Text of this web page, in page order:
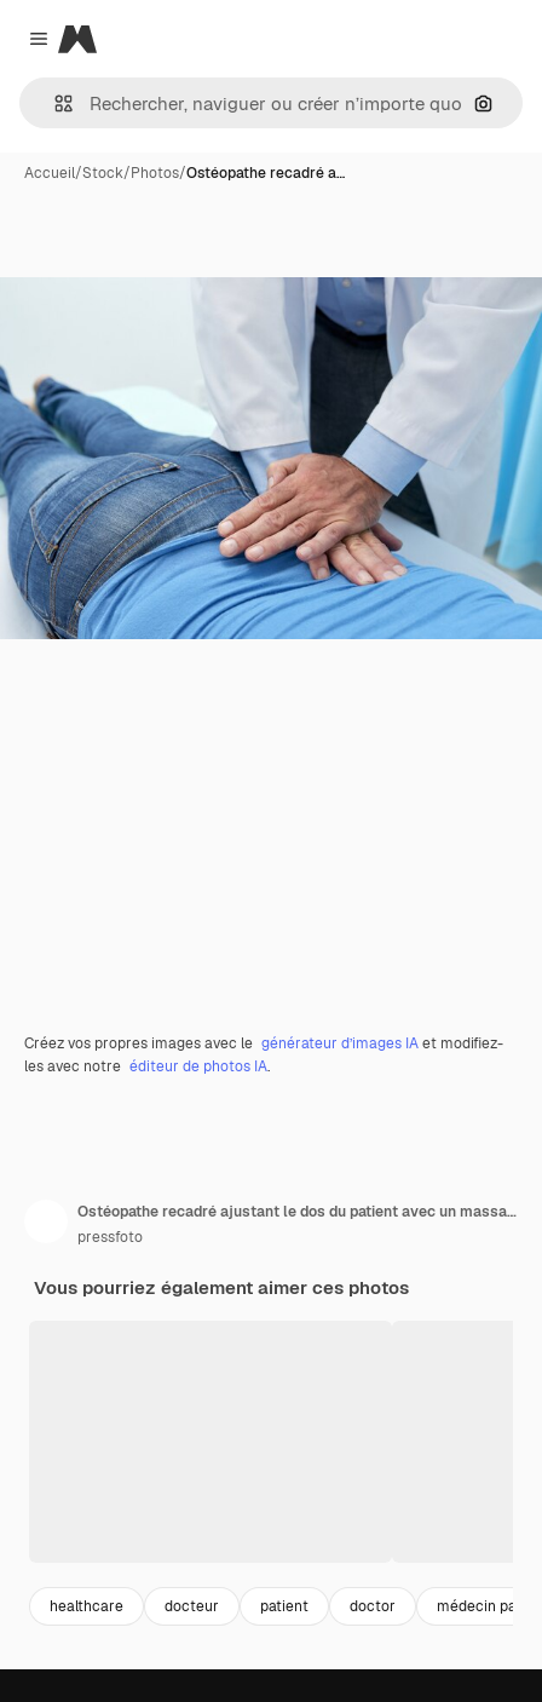
Close menu
Magnific
Accueil/Stock/Photos/Ostéopathe recadré a…
Créez vos propres images avec le générateur d’images IAet modifiez-
les avec notre éditeur de photos IA.
Ostéopathe recadré ajustant le dos du patient avec un massage
pressfoto
Vous pourriez également aimer ces photos
healthcare docteur patient doctor médecin